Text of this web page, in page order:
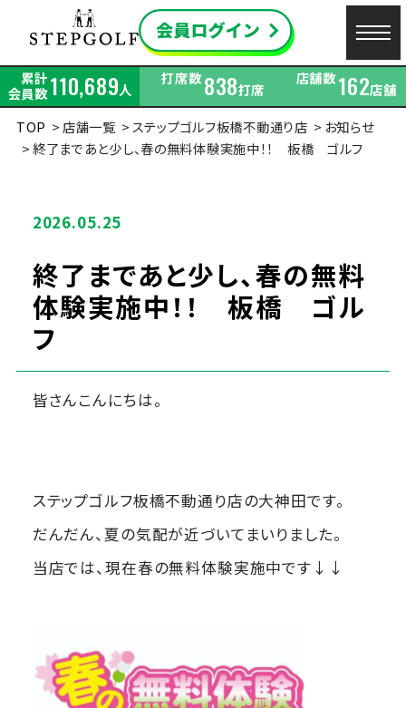
累計
会員数110,689人
打席数838打席
店舗数162店舗
TOP
店舗一覧 ステップゴルフ板橋不動通り店
お知らせ
終了まであと少し、春の無料体験実施中！！ 板橋 ゴルフ
2026.05.25
終了まであと少し、春の無料
体験実施中！！ 板橋 ゴル
フ
皆さんこんにちは。
ステップゴルフ板橋不動通り店の大神田です。
だんだん、夏の気配が近づいてまいりました。
当店では、現在春の無料体験実施中です↓↓